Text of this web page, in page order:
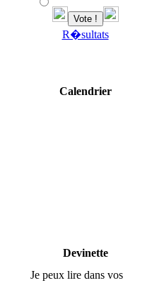
R�sultats
Calendrier
Devinette
Je peux lire dans vos